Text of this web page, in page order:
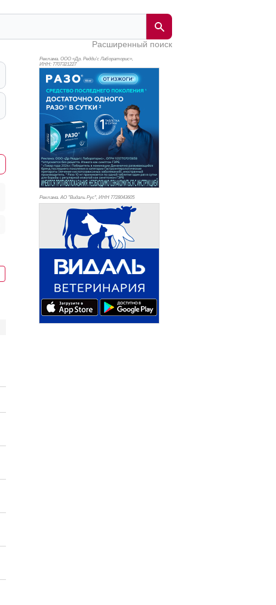
Расширенный поиск
Реклама. ООО «Др. Редди’с Лабораторис»,
ИНН: 7707321227
Реклама. АО "Видаль Рус", ИНН 7728043605